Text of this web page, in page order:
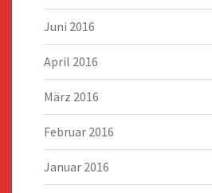
Juni 2016
April 2016
März 2016
Februar 2016
Januar 2016